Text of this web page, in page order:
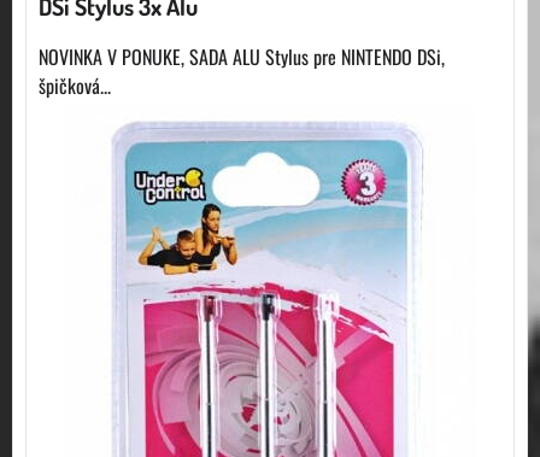
DSi Stylus 3x Alu
NOVINKA V PONUKE, SADA ALU Stylus pre NINTENDO DSi,
špičková...